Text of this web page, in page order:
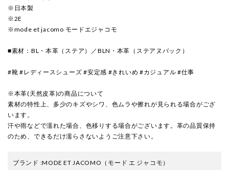
※日本製
※2E
※mode et jacomo モードエジャコモ
■素材：BL・本革（ステア）／BLN・本革（ステアヌバック）
#靴 #レディースシューズ #安定感 #きれいめ #カジュアル #仕事
※本革(天然皮革)の商品について
素材の特性上、多少のキズやシワ、色ムラや擦れが見られる場合がござ
います。
汗や雨などで濡れた場合、色移りする場合がございます。革の品質保持
のため、できるだけ濡らさないようご注意下さい。
ブランド :MODE ET JACOMO （モード エ ジャコモ）